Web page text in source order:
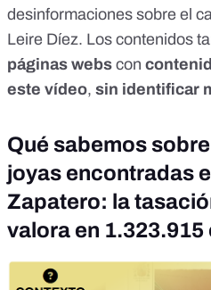
desinformaciones sobre el
Leire Díez. Los contenidos
páginas webs con
este vídeo, sin identificar
Qué sabemos
joyas encontradas
Zapatero: la
valora en 1.323.915